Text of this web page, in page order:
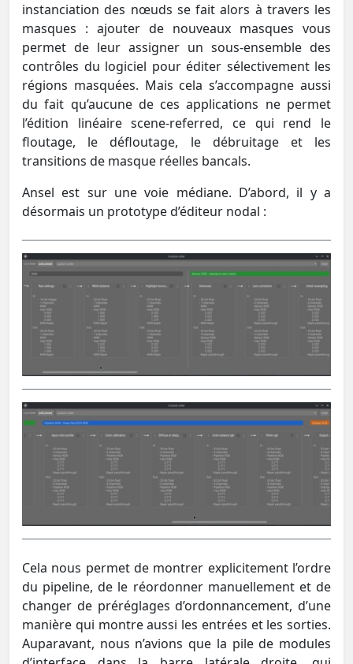
instanciation des nœuds se fait alors à travers les
masques : ajouter de nouveaux masques vous
permet de leur assigner un sous-ensemble des
contrôles du logiciel pour éditer sélectivement les
régions masquées. Mais cela s’accompagne aussi
du fait qu’aucune de ces applications ne permet
l’édition linéaire scene-referred, ce qui rend le
floutage, le défloutage, le débruitage et les
transitions de masque réelles bancals.
Ansel est sur une voie médiane. D’abord, il y a
désormais un prototype d’éditeur nodal :
Cela nous permet de montrer explicitement l’ordre
du pipeline, de le réordonner manuellement et de
changer de préréglages d’ordonnancement, d’une
manière qui montre aussi les entrées et les sorties.
Auparavant, nous n’avions que la pile de modules